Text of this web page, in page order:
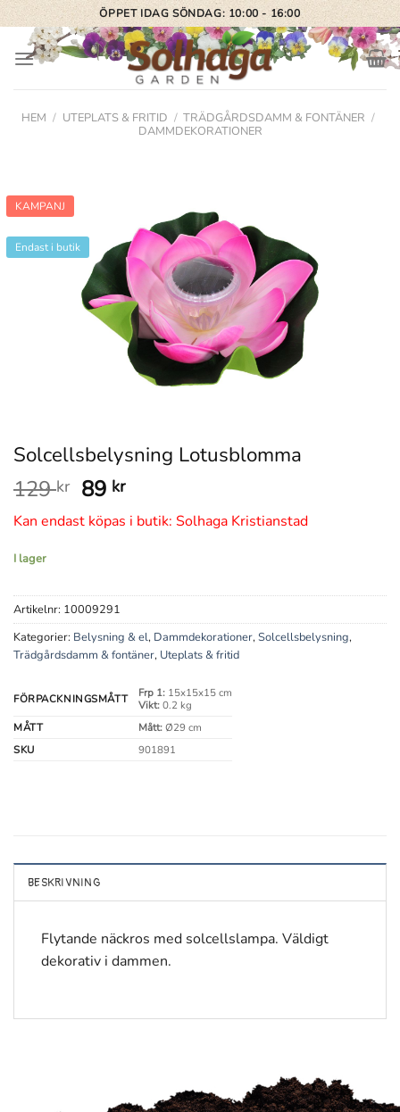
Skip
to
content
ÖPPET IDAG SÖNDAG: 10:00 - 16:00
HEM / UTEPLATS & FRITID / TRÄDGÅRDSDAMM & FONTÄNER /
DAMMDEKORATIONER
KAMPANJ
Endast i butik
Solcellsbelysning Lotusblomma
129kr Det
ursprungliga
priset
89 krDet
nuvarande
priset
Kan endast köpas i butik: Solhaga Kristianstad
I lager
Artikelnr: 10009291
Kategorier: Belysning & el, Dammdekorationer,Solcellsbelysning,
Trädgårdsdamm & fontäner, Uteplats & fritid
FÖRPACKNINGSMÅTT Frp 1:15x15x15 cm
Vikt:0.2 kg
MÅTT
Mått:Ø29 cm
SKU
901891
BESKRIVNING
Flytande näckros med solcellslampa. Väldigt
dekorativ i dammen.